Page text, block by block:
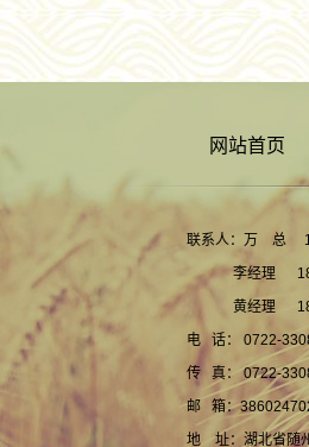
网站首页
联系人：万 总
李经理
黄经理
电 话： 0722-
传 真： 0722-
邮 箱：
地 址：湖北省随